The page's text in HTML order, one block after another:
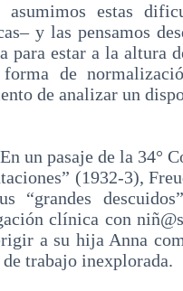
estas
y las pensamos
para estar a la altura
forma de
de analizar un
En un pasaje de la 34°
(1932-3),
“grandes
clínica con
a su hija Anna
trabajo inexplorada.